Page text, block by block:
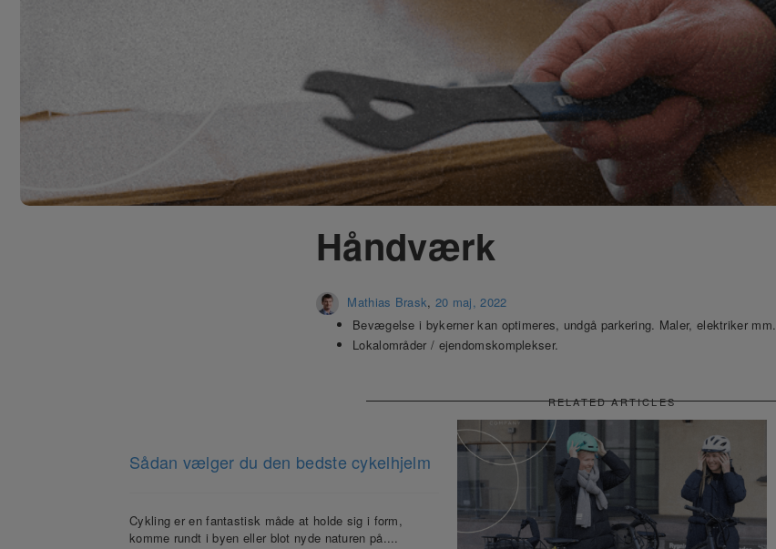
Håndværk
Mathias Brask, 20 maj, 2022
Bevægelse i bykerner kan optimeres, undgå parkering. Maler, elektriker mm.
Lokalområder / ejendomskomplekser.
RELATED ARTICLES
Sådan vælger du den bedste cykelhjelm
Cykling er en fantastisk måde at holde sig i form,
komme rundt i byen eller blot nyde naturen på....